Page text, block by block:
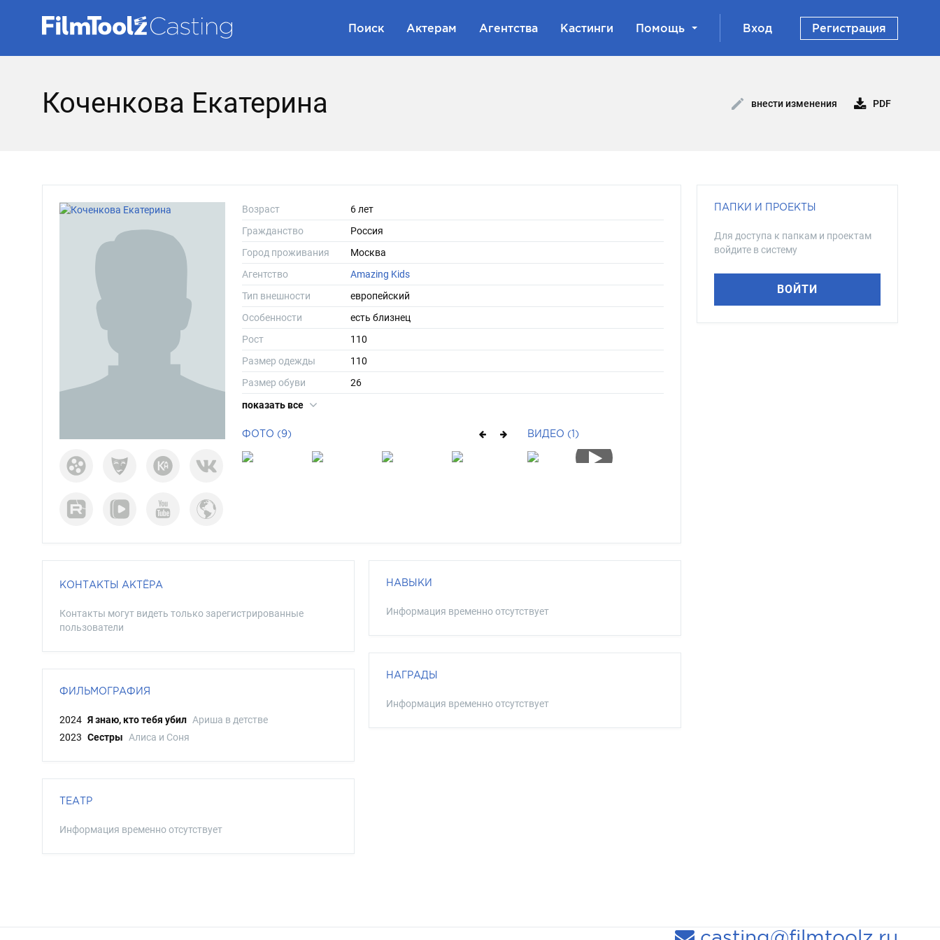
Поиск Актерам Агентства Кастинги Помощь Вход Регистрация
Коченкова Екатерина внести изменения PDF
Возраст
6 лет
Гражданство
Россия
Город проживания
Москва
Агентство
Amazing Kids
Тип внешности
европейский
Особенности
есть близнец
Рост
110
Размер одежды
110
Размер обуви
26
Длина волос
показать все
ФОТО (9) ВИДЕО (1)
КОНТАКТЫ АКТЁРА
Контакты могут видеть только зарегистрированные
пользователи
ФИЛЬМОГРАФИЯ
2024 Я знаю, кто тебя убил Ариша в детстве
2023 Сестры Алиса и Соня
ТЕАТР
Информация временно отсутствует
НАВЫКИ
Информация временно отсутствует
НАГРАДЫ
Информация временно отсутствует
ПАПКИ И ПРОЕКТЫ
Для доступа к папкам и проектам
войдите в систему
ВОЙТИ